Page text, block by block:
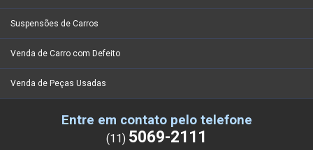
Suspensões de Carros
Venda de Carro com Defeito
Venda de Peças Usadas
Entre em contato pelo telefone
(11) 5069-2111